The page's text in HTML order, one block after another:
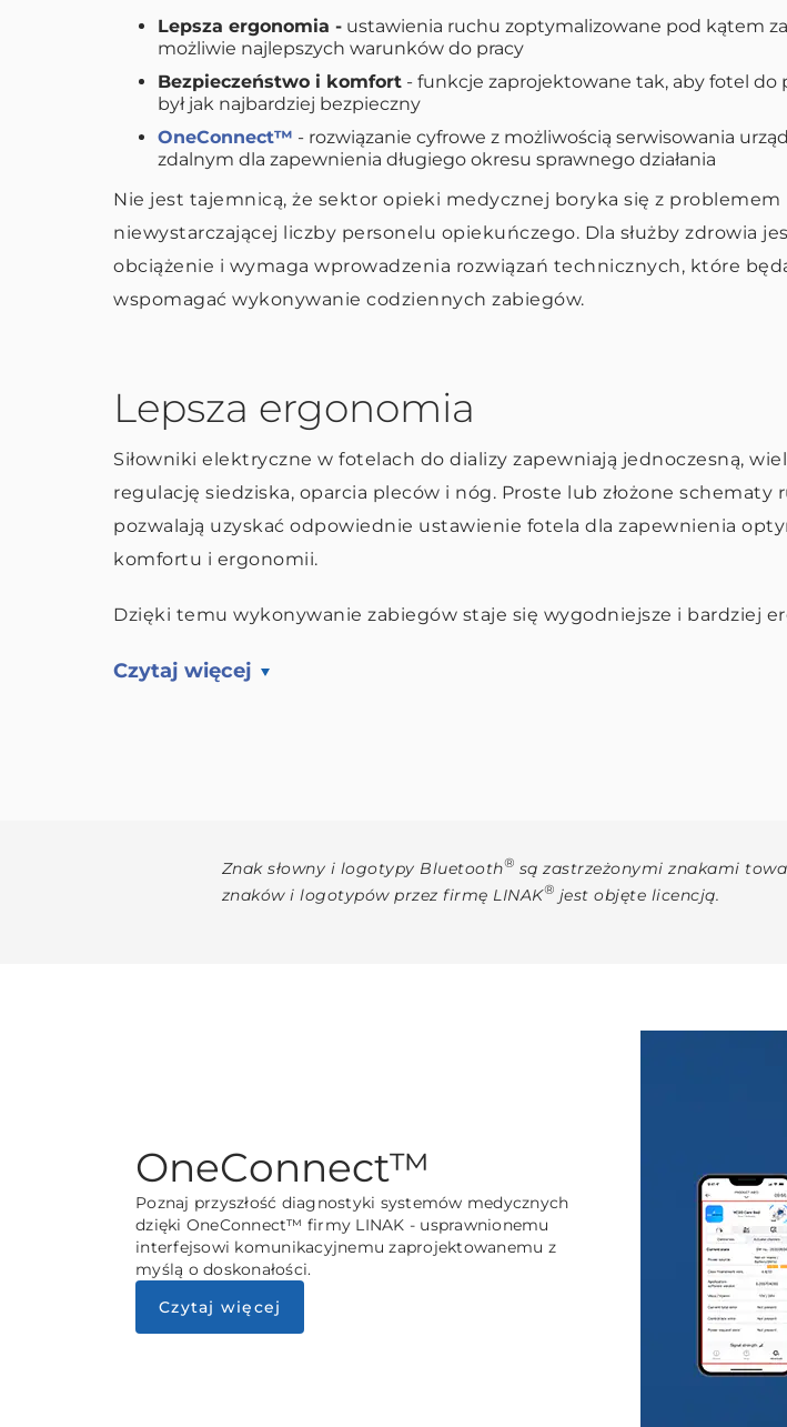
Lepsza ergonomia - ustawienia ruchu zoptymalizowane pod kątem
możliwie najlepszych warunków do pracy
Bezpieczeństwo i komfort - funkcje zaprojektowane tak, aby fotel do
był jak najbardziej bezpieczny
OneConnect™ - rozwiązanie cyfrowe z możliwością serwisowania
zdalnym dla zapewnienia długiego okresu sprawnego działania
Nie jest tajemnicą, że sektor opieki medycznej boryka się z problemem
niewystarczającej liczby personelu opiekuńczego. Dla służby zdrowia
obciążenie i wymaga wprowadzenia rozwiązań technicznych, które
wspomagać wykonywanie codziennych zabiegów.
Lepsza ergonomia
Siłowniki elektryczne w fotelach do dializy zapewniają jednoczesną,
regulację siedziska, oparcia pleców i nóg. Proste lub złożone schematy
pozwalają uzyskać odpowiednie ustawienie fotela dla zapewnienia
komfortu i ergonomii.
Dzięki temu wykonywanie zabiegów staje się wygodniejsze i bardziej
Czytaj więcej
Znak słowny i logotypy Bluetooth® są zastrzeżonymi znakami
znaków i logotypów przez firmę LINAK® jest objęte licencją.
OneConnect™
Poznaj przyszłość diagnostyki systemów medycznych
dzięki OneConnect™ firmy LINAK - usprawnionemu
interfejsowi komunikacyjnemu zaprojektowanemu z
myślą o doskonałości.
Czytaj więcej